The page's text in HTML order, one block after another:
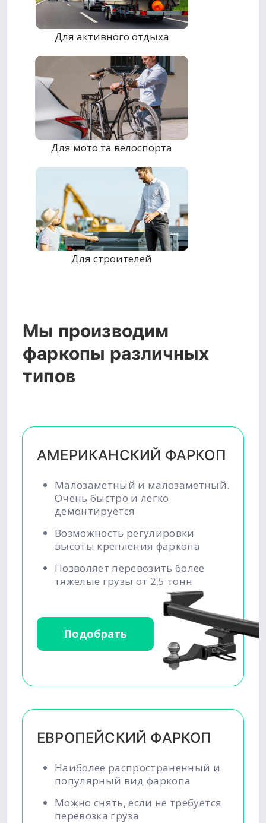
Для активного отдыха
Для мото та велоспорта
Для строителей
Мы производим
фаркопы различных
типов
АМЕРИКАНСКИЙ ФАРКОП
Малозаметный и малозаметный.
Очень быстро и легко
демонтируется
Возможность регулировки
высоты крепления фаркопа
Позволяет перевозить более
тяжелые грузы от 2,5 тонн
Подобрать
ЕВРОПЕЙСКИЙ ФАРКОП
Наиболее распространенный и
популярный вид фаркопа
Можно снять, если не требуется
перевозка груза